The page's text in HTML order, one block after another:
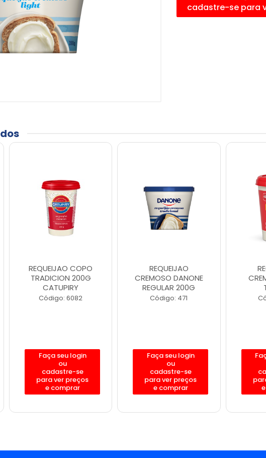
cadastre-se para
REQUEIJAO COPO
TRADICION 200G
CATUPIRY
Código: 6082
Faça seu login
ou
cadastre-se
para ver preços
e comprar
REQUEIJAO
CREMOSO DANONE
REGULAR 200G
Código: 471
Faça seu login
ou
cadastre-se
para ver preços
e comprar